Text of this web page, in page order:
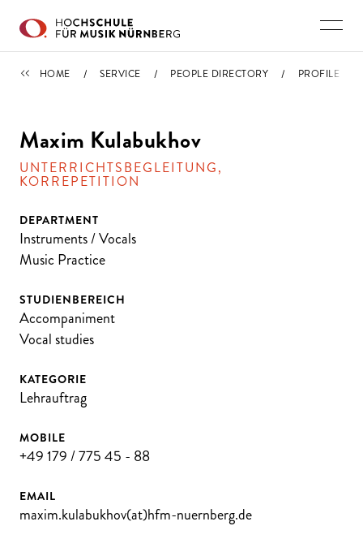
PEOPLE DIRECTORY
HOME SERVICE PEOPLE DIRECTORY PROFILE
Maxim Kulabukhov
UNTERRICHTSBEGLEITUNG,
KORREPETITION
DEPARTMENT
Instruments / Vocals
Music Practice
STUDIENBEREICH
Accompaniment
Vocal studies
KATEGORIE
Lehrauftrag
MOBILE
+49 179 / 775 45 - 88
EMAIL
maxim.kulabukhov(at)hfm-nuernberg.de